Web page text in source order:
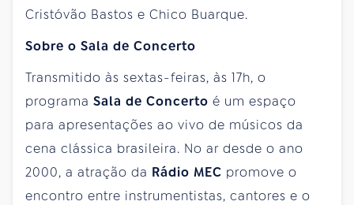
Cristóvão Bastos e Chico Buarque.
Sobre o Sala de Concerto
Transmitido às sextas-feiras, às 17h, o
programa Sala de Concerto é um espaço
para apresentações ao vivo de músicos da
cena clássica brasileira. No ar desde o ano
2000, a atração da Rádio MEC promove o
encontro entre instrumentistas, cantores e o